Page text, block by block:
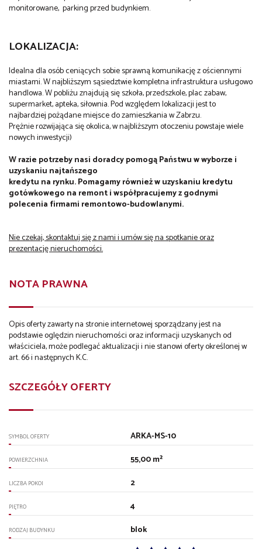
monitorowane, parking przed budynkiem.
LOKALIZACJA:
Idealna dla osób ceniących sobie sprawną komunikację z ościennymi
miastami. W najbliższym sąsiedztwie kompletna infrastruktura usługowo
handlowa. W pobliżu znajdują się szkoła, przedszkole, plac zabaw,
supermarket, apteka, siłownia. Pod względem lokalizacji jest to
najbardziej pożądane miejsce do zamieszkania w Zabrzu.
Prężnie rozwijająca się okolica, w najbliższym otoczeniu powstaje wiele
nowych inwestycji)
W razie potrzeby nasi doradcy pomogą Państwu w wyborze i
uzyskaniu najtańszego
kredytu na rynku. Pomagamy również w uzyskaniu kredytu
gotówkowego na remont i współpracujemy z godnymi
polecenia firmami remontowo-budowlanymi.
Nie czekaj, skontaktuj się z nami i umów się na spotkanie oraz
prezentację nieruchomości.
NOTA PRAWNA
Opis oferty zawarty na stronie internetowej sporządzany jest na
podstawie oględzin nieruchomości oraz informacji uzyskanych od
właściciela, może podlegać aktualizacji i nie stanowi oferty określonej w
art. 66 i następnych K.C.
SZCZEGÓŁY OFERTY
SYMBOL OFERTY ARKA-MS-10
POWIERZCHNIA 55,00 m²
LICZBA POKOI 2
PIĘTRO 4
RODZAJ BUDYNKU blok